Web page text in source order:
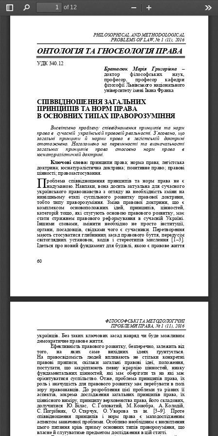
Toggle
Find
of 12
Zoom
PHILOSOPHICAL AND METHODOLOGICAL
PROBLEMS OF LAW, No 1 (11), 2016
60
ОНТОЛОГІЯ ТА ГНОСЕОЛОГІЯ ПРАВА
УДК 340.12
Братасюк
Марія  Григорівна
–
доктор
філософських
наук,
професор,     професор     кафедри
філософії Львівського національного
університету імені Івана Франка
СПІВВІДНОШЕННЯ ЗАГАЛЬНИХ
ПРИНЦИПІВ ТА НОРМ ПРАВА
В ОСНОВНИХ ТИПАХ ПРАВОРОЗУМІННЯ
Висвітлено  проблему  співвідношення  принципів  та  норм
права в  сучасній  українській правовій реальності. З’ясовано, що
загальні  принципи  й  норми  права  в  легістській  доктрині
ототожнено.  Наголошено  на  первинності  та  визначальності
загальних   принципів   права   стосовно   норм   права   в
юснатуралістичній доктрині.
Ключові  слова: принципи  права;  норма  права;  легістська
доктрина;  юснатуралістична  доктрина;  позитивне  право;  правові
цінності; правозастосування.
роблема  співвідношення  принципів  та  норм  права  не  є
надуманою.  Навпаки,  вона  досить  актуальна  для  сучасного
українського  правознавства  з  огляду  на  необхідність  зміни  на
нинішньому  етапі  суспільного  розвитку  правової  доктрини,
тобто  типу  праворозуміння.  Зміна  правової  доктрини,  що  є
комплексом
основоположних    ідей,   принципів,   цінностей,
категорій  тощо,  які  слугують  основою  правового  розвитку,  має
стати  стрижнем  правового  реформування  в  сучасній  Україні.
Іншими   словами,   змінити   необхідно   не   просто   інституції,
органи,  посадовців,
свідками  чого  є  сучасники.
Перетворення
мають стосуватися глибинних засад правового буття, передусім
світоглядних  установок,  кодів  і  стереотипів  мислення  [1–3].
Ідеться про новий фундамент для будівлі, якою є правове життя
П
ФІЛОСОФСЬКІ ТА МЕТОДОЛОГІЧНІ
ПРОБЛЕМИ ПРАВА, No 1 (11), 2016
українців.  Без  таких  ключових  засад  навряд  чи  буде  можливим
демократичне правове життя.
Ефективність правового розвитку, безперечно, залежить від
того,
на яких саме вихідних ідеях
ґрунтується.
На   правосвідомість   людей   впливають   не   стільки   конкретні
правові   приписи,   скільки   загальні   правові   ідеї,   положення,
постулати,  що  закріплюють  певну
ієрархію  цінностей,  низку
фундаментальних  цінностей,  які  має  оберігати  та  на  які  має
орієнтуватися  суспільство.  Отже,  проблема  принципів  права,  їх
роль і значущість для правового розвитку має перебувати в полі
зору  правознавців.  До  розроблення  цієї  проблеми  та  різних  її
аспектів,  зокрема  дослідження  загальних  принципів  права,  їх
ціннісного виміру, принципу верховенства права, його складових,
долучилися   Ю. Білас,   С. Головатий,   М. Козюбра,   А. Колодій,
С. Погрібняк,   О. Старчук,   О. Уварова   та   ін.   [3–9].   Проте
співвідношення   принципів   і   норм   права   є   малодослідженим
аспектом зазначеної проблеми. Особливо необхідним є висвітлення
цього  питання  крізь  призму  основних  типів  праворозуміння,  що
власне й слугуватиме предметом дослідження в цій статті.